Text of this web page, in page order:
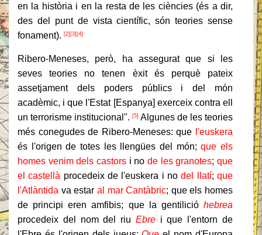
en la història i en la resta de les ciències (és a dir,
des del punt de vista científic, són teories sense
fonament). [2] [3] [4]
Ribero-Meneses, però, ha assegurat que si les
seves teories no tenen èxit és perquè pateix
assetjament dels poders públics i del món
acadèmic, i que l'Estat [Espanya] exerceix contra ell
un terrorisme institucional". [5] Algunes de les teories
més conegudes de Ribero-Meneses: que l'euskera
és l'origen de totes les llengües del món;que els
homes venim dels castors i node les granotes;que
el castellà procedeix de l'euskera i nodel llatí;que
l'Atlàntida va estar al mar Cantàbric; que els homes
de principi eren amfibis; que la gentilició hebrea
procedeix del nom del riu Ebrei que l'entorn de